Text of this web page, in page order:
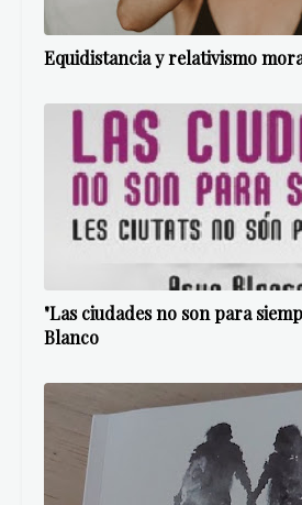
Equidistancia y relativismo
"Las ciudades no son para
Blanco